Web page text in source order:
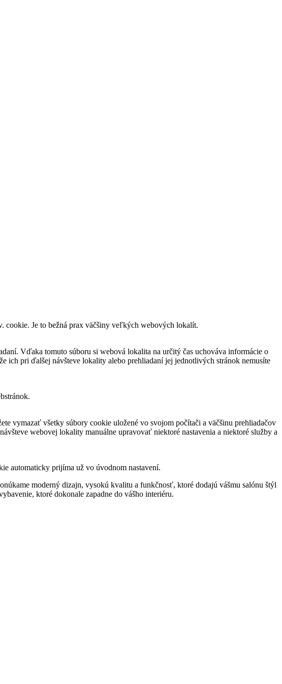
cookie. Je to bežná prax väčšiny veľkých webových lokalít.
Vďaka tomuto súboru si webová lokalita na určitý čas uchováva informácie o
ich pri ďalšej návšteve lokality alebo prehliadaní jej jednotlivých stránok nemusíte
vymazať všetky súbory cookie uložené vo svojom počítači a väčšinu prehliadačov
webovej lokality manuálne upravovať niektoré nastavenia a niektoré služby a
automaticky prijíma už vo úvodnom nastavení.
moderný dizajn, vysokú kvalitu a funkčnosť, ktoré dodajú vášmu salónu štýl
ktoré dokonale zapadne do vášho interiéru.